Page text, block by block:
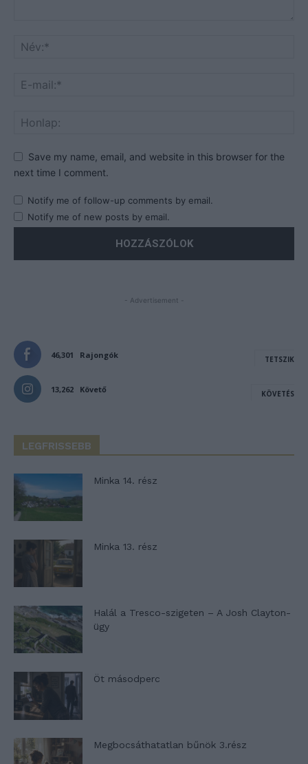
Save my name, email, and website in this browser for the
next time I comment.
Notify me of follow-up comments by email.
Notify me of new posts by email.
- Advertisement -
46,301 Rajongók TETSZIK
13,262 Követő KÖVETÉS
LEGFRISSEBB
Minka 14. rész
Minka 13. rész
Halál a Tresco-szigeten – A Josh Clayton-
ügy
Öt másodperc
Megbocsáthatatlan bűnök 3.rész